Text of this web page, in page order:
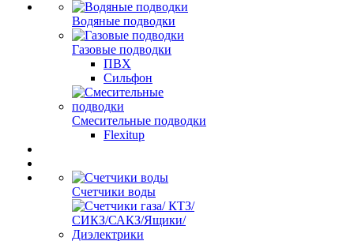
Водяные подводки
Газовые подводки
ПВХ
Сильфон
Смесительные подводки
Flexitup
Счетчики воды